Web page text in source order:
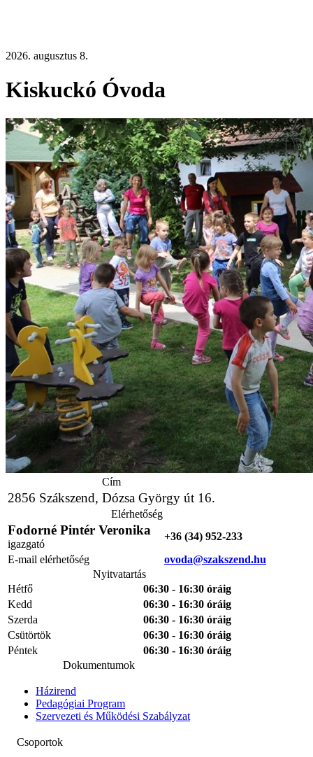
2026. augusztus 8.
Kiskuckó Óvoda
Cím
2856 Szákszend, Dózsa György út 16.
Elérhetőség
Fodorné Pintér Veronika
igazgató
+36 (34) 952-233
E-mail elérhetőség
ovoda@szakszend.hu
Nyitvatartás
Hétfő
06:30 - 16:30 óráig
Kedd
06:30 - 16:30 óráig
Szerda
06:30 - 16:30 óráig
Csütörtök
06:30 - 16:30 óráig
Péntek
06:30 - 16:30 óráig
Dokumentumok
Házirend
Pedagógiai Program
Szervezeti és Működési Szabályzat
Csoportok